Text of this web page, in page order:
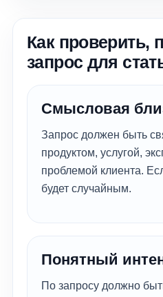
Как проверить,
запрос для
Смысловая
Запрос должен быть
продуктом, услугой,
проблемой клиента.
будет случайным.
Понятный
По запросу должно